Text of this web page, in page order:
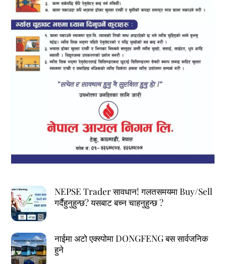
NEPSE Trader सावधान! गलतसमयमा Buy/Sell
गर्दैहुनुहुन्छ? यसबाट बच्न चाहनुहुन्छ ?
नाईमा अटो एक्स्पोमा DONGFENG बस सार्वजनिक
हुने